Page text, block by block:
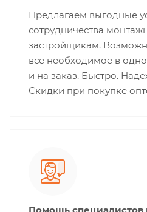
Предлагаем выгодные
сотрудничества
застройщикам.
все необходимое в
и на заказ. Быстро.
Скидки при покупке